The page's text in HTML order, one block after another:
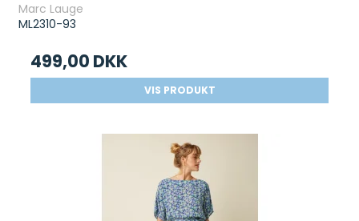
Marc Lauge
ML2310-93
499,00 DKK
VIS PRODUKT